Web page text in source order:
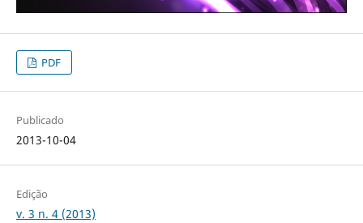
PDF
Publicado
2013-10-04
Edição
v. 3 n. 4 (2013)